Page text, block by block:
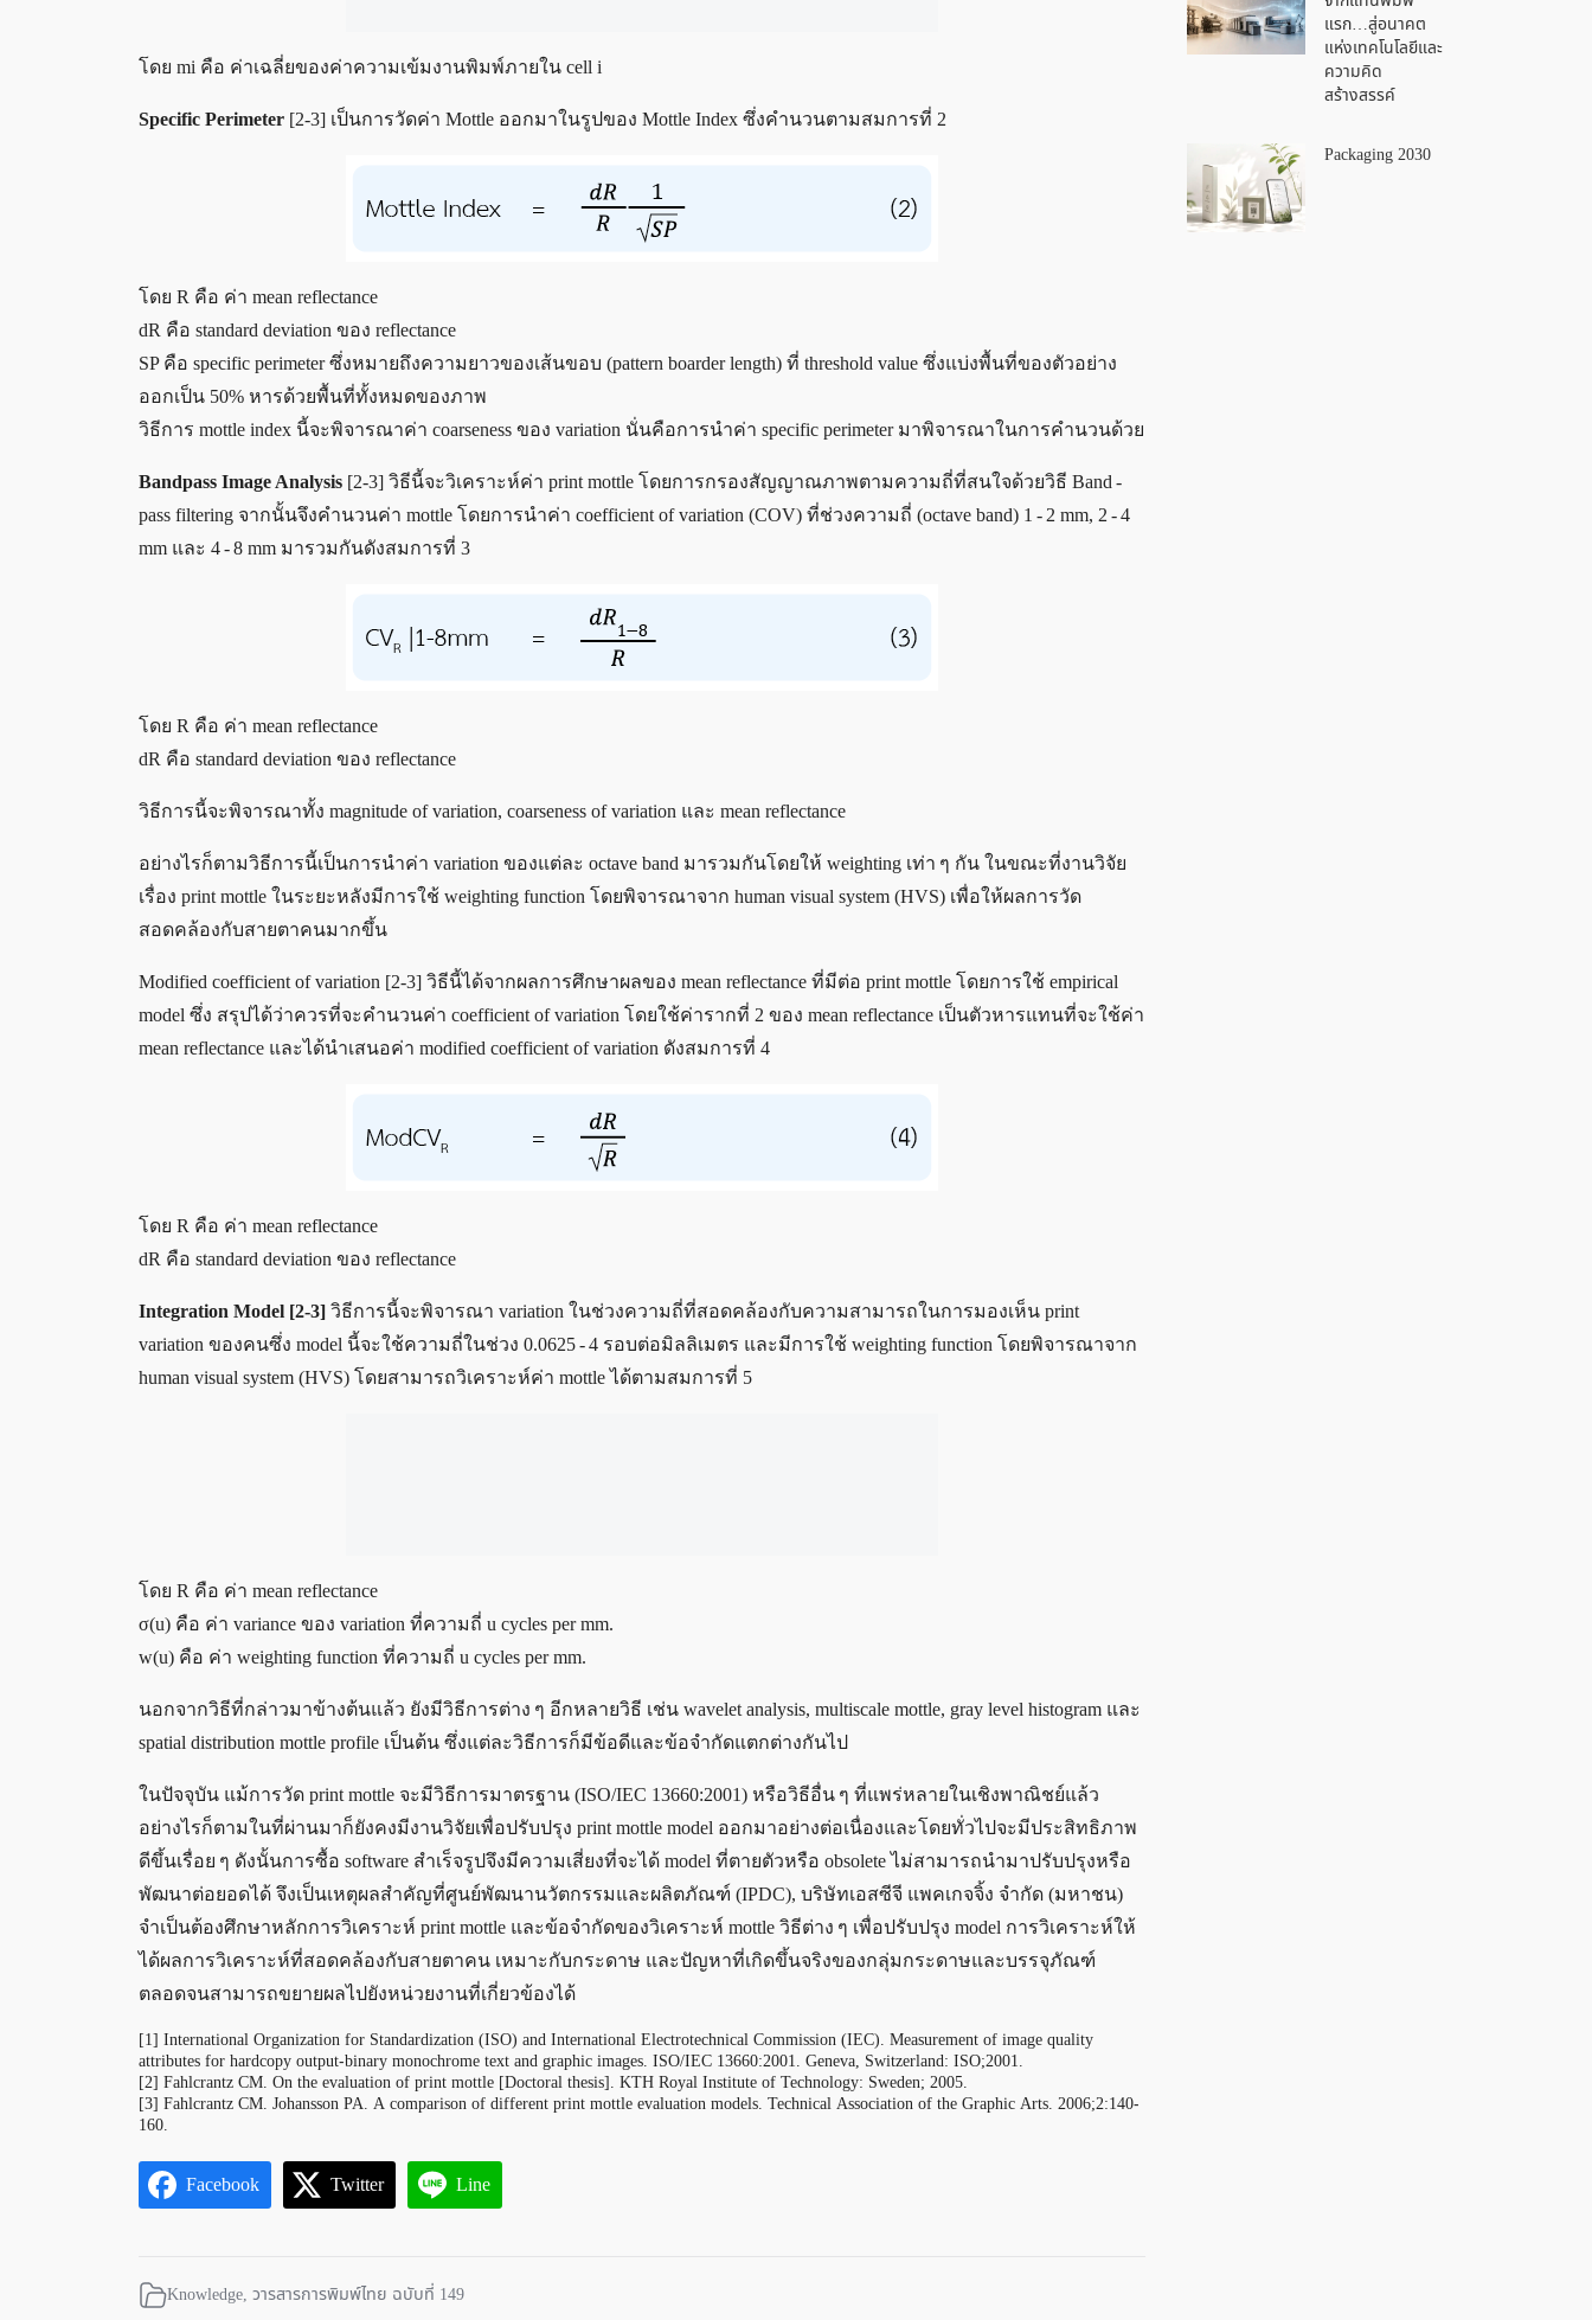
โดย mi คือ ค่าเฉลี่ยของค่าความเข้มงานพิมพ์ภายใน cell i
Specific Perimeter [2-3] เป็นการวัดค่า Mottle ออกมาในรูปของ Mottle Index ซึ่งคำนวนตามสมการที่ 2
โดย R คือ ค่า mean reflectance
dR คือ standard deviation ของ reflectance
SP คือ specific perimeter ซึ่งหมายถึงความยาวของเส้นขอบ (pattern boarder length) ที่ threshold value ซึ่งแบ่งพื้นที่ของตัวอย่าง
ออกเป็น 50% หารด้วยพื้นที่ทั้งหมดของภาพ
วิธีการ mottle index นี้จะพิจารณาค่า coarseness ของ variation นั่นคือการนำค่า specific perimeter มาพิจารณาในการคำนวนด้วย
Bandpass Image Analysis [2-3] วิธีนี้จะวิเคราะห์ค่า print mottle โดยการกรองสัญญาณภาพตามความถี่ที่สนใจด้วยวิธี Band -
pass filtering จากนั้นจึงคำนวนค่า mottle โดยการนำค่า coefficient of variation (COV) ที่ช่วงความถี่ (octave band) 1 - 2 mm, 2 - 4
mm และ 4 - 8 mm มารวมกันดังสมการที่ 3
โดย R คือ ค่า mean reflectance
dR คือ standard deviation ของ reflectance
วิธีการนี้จะพิจารณาทั้ง magnitude of variation, coarseness of variation และ mean reflectance
อย่างไรก็ตามวิธีการนี้เป็นการนำค่า variation ของแต่ละ octave band มารวมกันโดยให้ weighting เท่า ๆ กัน ในขณะที่งานวิจัย
เรื่อง print mottle ในระยะหลังมีการใช้ weighting function โดยพิจารณาจาก human visual system (HVS) เพื่อให้ผลการวัด
สอดคล้องกับสายตาคนมากขึ้น
Modified coefficient of variation [2-3] วิธีนี้ได้จากผลการศึกษาผลของ mean reflectance ที่มีต่อ print mottle โดยการใช้ empirical
model ซึ่ง สรุปได้ว่าควรที่จะคำนวนค่า coefficient of variation โดยใช้ค่ารากที่ 2 ของ mean reflectance เป็นตัวหารแทนที่จะใช้ค่า
mean reflectance และได้นำเสนอค่า modified coefficient of variation ดังสมการที่ 4
โดย R คือ ค่า mean reflectance
dR คือ standard deviation ของ reflectance
Integration Model [2-3] วิธีการนี้จะพิจารณา variation ในช่วงความถี่ที่สอดคล้องกับความสามารถในการมองเห็น print
variation ของคนซึ่ง model นี้จะใช้ความถี่ในช่วง 0.0625 - 4 รอบต่อมิลลิเมตร และมีการใช้ weighting function โดยพิจารณาจาก
human visual system (HVS) โดยสามารถวิเคราะห์ค่า mottle ได้ตามสมการที่ 5
โดย R คือ ค่า mean reflectance
σ(u) คือ ค่า variance ของ variation ที่ความถี่ u cycles per mm.
w(u) คือ ค่า weighting function ที่ความถี่ u cycles per mm.
นอกจากวิธีที่กล่าวมาข้างต้นแล้ว ยังมีวิธีการต่าง ๆ อีกหลายวิธี เช่น wavelet analysis, multiscale mottle, gray level histogram และ
spatial distribution mottle profile เป็นต้น ซึ่งแต่ละวิธีการก็มีข้อดีและข้อจำกัดแตกต่างกันไป
ในปัจจุบัน แม้การวัด print mottle จะมีวิธีการมาตรฐาน (ISO/IEC 13660:2001) หรือวิธีอื่น ๆ ที่แพร่หลายในเชิงพาณิชย์แล้ว
อย่างไรก็ตามในที่ผ่านมาก็ยังคงมีงานวิจัยเพื่อปรับปรุง print mottle model ออกมาอย่างต่อเนื่องและโดยทั่วไปจะมีประสิทธิภาพ
ดีขึ้นเรื่อย ๆ ดังนั้นการซื้อ software สำเร็จรูปจึงมีความเสี่ยงที่จะได้ model ที่ตายตัวหรือ obsolete ไม่สามารถนำมาปรับปรุงหรือ
พัฒนาต่อยอดได้ จึงเป็นเหตุผลสำคัญที่ศูนย์พัฒนานวัตกรรมและผลิตภัณฑ์ (IPDC), บริษัทเอสซีจี แพคเกจจิ้ง จำกัด (มหาชน)
จำเป็นต้องศึกษาหลักการวิเคราะห์ print mottle และข้อจำกัดของวิเคราะห์ mottle วิธีต่าง ๆ เพื่อปรับปรุง model การวิเคราะห์ให้
ได้ผลการวิเคราะห์ที่สอดคล้องกับสายตาคน เหมาะกับกระดาษ และปัญหาที่เกิดขึ้นจริงของกลุ่มกระดาษและบรรจุภัณฑ์
ตลอดจนสามารถขยายผลไปยังหน่วยงานที่เกี่ยวข้องได้
[1] International Organization for Standardization (ISO) and International Electrotechnical Commission (IEC). Measurement of image quality
attributes for hardcopy output-binary monochrome text and graphic images. ISO/IEC 13660:2001. Geneva, Switzerland: ISO;2001.
[2] Fahlcrantz CM. On the evaluation of print mottle [Doctoral thesis]. KTH Royal Institute of Technology: Sweden; 2005.
[3] Fahlcrantz CM. Johansson PA. A comparison of different print mottle evaluation models. Technical Association of the Graphic Arts. 2006;2:140-
160.
Facebook Twitter Line
Knowledge, วารสารการพิมพ์ไทย ฉบับที่ 149
แรก…สู่อนาคต
แห่งเทคโนโลยีและ
ความคิด
สร้างสรรค์
Packaging 2030